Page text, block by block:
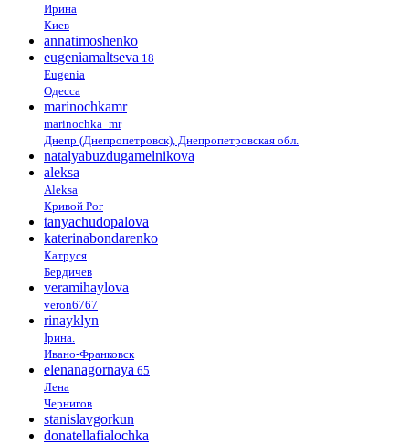
Ирина
Киев
annatimoshenko
eugeniamaltseva 18
Eugenia
Одесса
marinochkamr
marinochka_mr
Днепр (Днепропетровск), Днепропетровская обл.
natalyabuzdugamelnikova
aleksa
Aleksa
Кривой Рог
tanyachudopalova
katerinabondarenko
Катруся
Бердичев
veramihaylova
veron6767
rinayklyn
Ірина.
Ивано-Франковск
elenanagornaya 65
Лена
Чернигов
stanislavgorkun
donatellafialochka